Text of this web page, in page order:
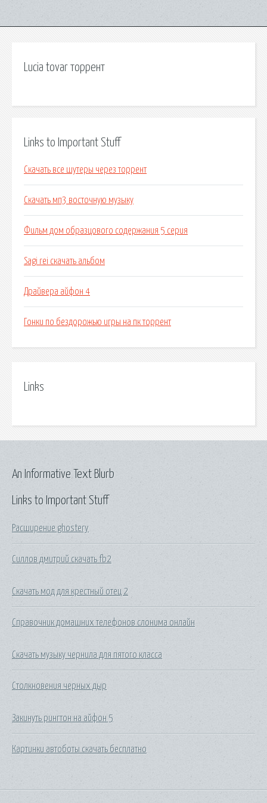
Lucia tovar торрент
Links to Important Stuff
Скачать все шутеры через торрент
Скачать мп3 восточную музыку
Фильм дом образцового содержания 5 серия
Sagi rei скачать альбом
Драйвера айфон 4
Гонки по бездорожью игры на пк торрент
Links
Links to Important Stuff
Расширение ghostery
Силлов дмитрий скачать fb2
Скачать мод для крестный отец 2
Справочник домашних телефонов слонима онлайн
Скачать музыку чернила для пятого класса
Столкновения черных дыр
Закинуть рингтон на айфон 5
Картинки автоботы скачать бесплатно
An Informative Text Blurb